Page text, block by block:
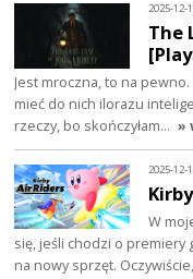
2025-12-
The
Jest mroczna, to na
mieć do nich ilorazu
rzeczy, bo skończyłam… »
2025-12-
W
się, jeśli chodzi o
na nowy sprzęt.